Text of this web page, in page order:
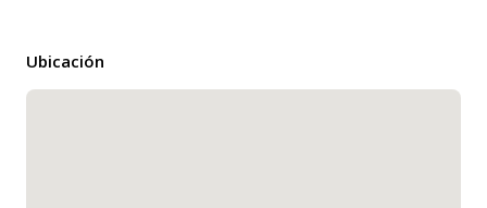
Ubicación